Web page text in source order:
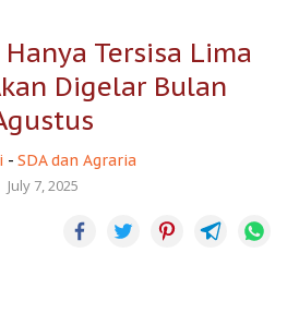
Tersisa Lima
Digelar Bulan
- SDA dan Agraria
July 7, 2025